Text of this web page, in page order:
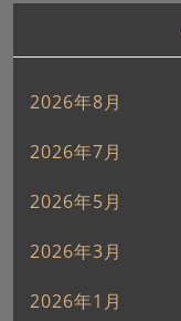
2026年8月
2026年7月
2026年5月
2026年3月
2026年1月